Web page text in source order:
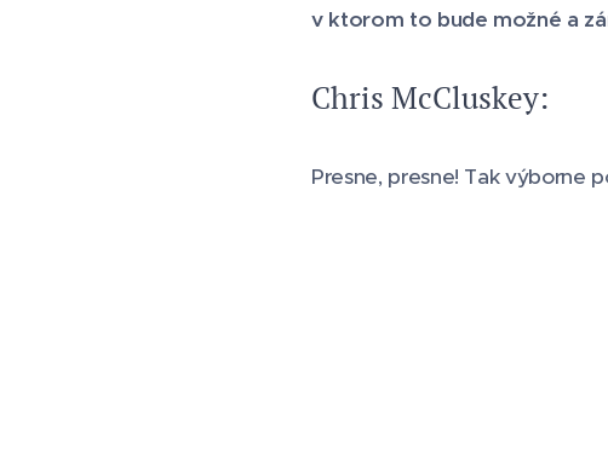
v ktorom to bude možné a
Chris McCluskey:
Presne, presne! Tak výborne